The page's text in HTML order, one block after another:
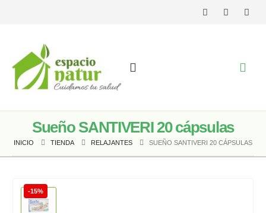
Sueño SANTIVERI 20 cápsulas
INICIO TIENDA RELAJANTES SUEÑO SANTIVERI 20 CÁPSULAS
-15%